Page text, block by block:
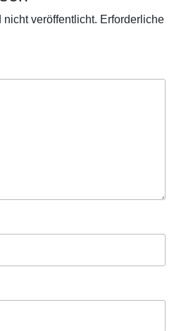
veröffentlicht. Erforderliche